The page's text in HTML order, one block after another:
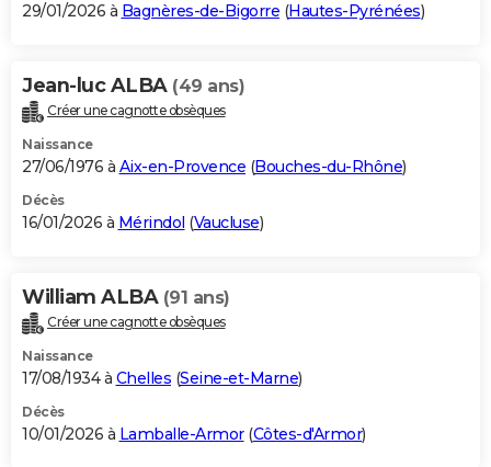
29/01/2026 à Bagnères-de-Bigorre (Hautes-Pyrénées)
Jean-luc ALBA (49 ans)
Créer une cagnotte obsèques
Naissance
27/06/1976 à Aix-en-Provence (Bouches-du-Rhône)
Décès
16/01/2026 à Mérindol (Vaucluse)
William ALBA (91 ans)
Créer une cagnotte obsèques
Naissance
17/08/1934 à Chelles (Seine-et-Marne)
Décès
10/01/2026 à Lamballe-Armor(Côtes-d'Armor)